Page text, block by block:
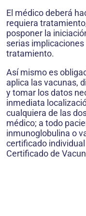
El médico deberá
requiera
posponer la
serias
tratamiento.
Así mismo es
aplica las vacunas,
y tomar los datos
inmediata
cualquiera de las
médico; a todo
inmunoglobulina o
certificado
Certificado de